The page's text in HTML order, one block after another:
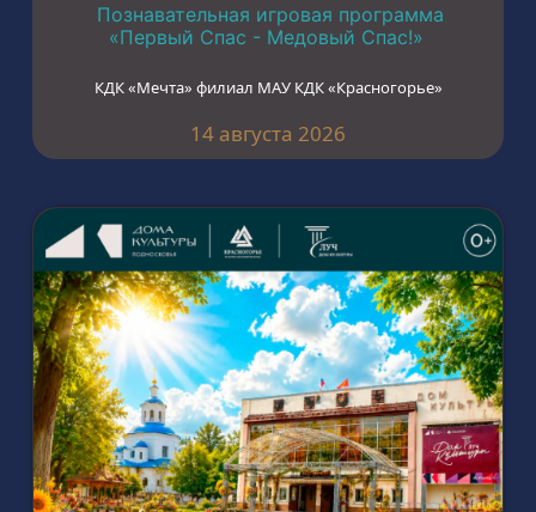
Познавательная игровая программа
«Первый Спас - Медовый Спас!»
КДК «Мечта» филиал МАУ КДК «Красногорье»
14 августа 2026